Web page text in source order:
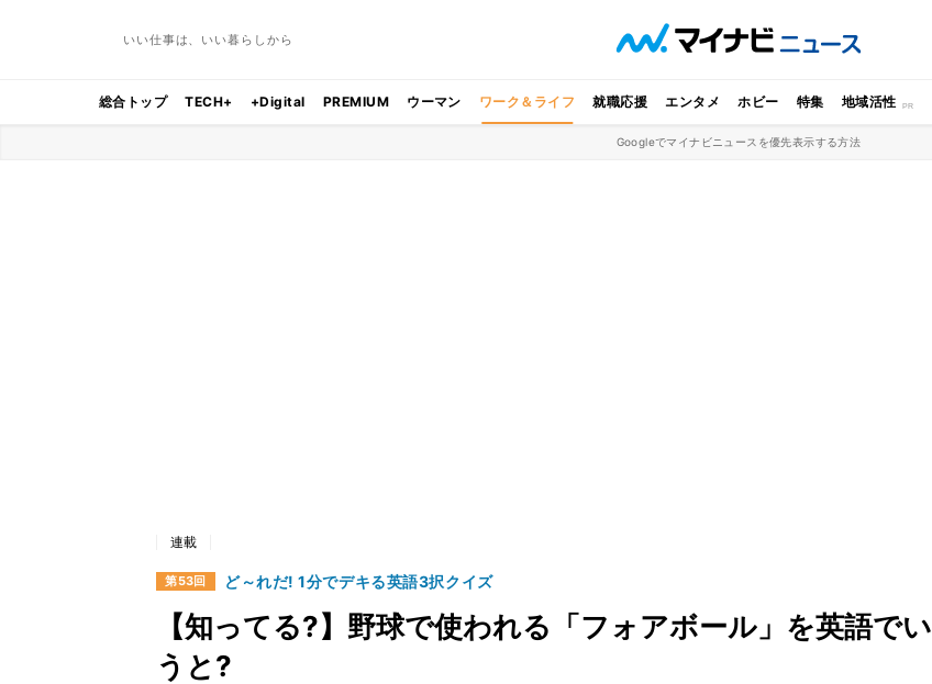
いい仕事は、いい暮らしから
総合トップ TECH+ +Digital PREMIUM ウーマン ワーク＆ライフ 就職応援 エンタメ ホビー 特集 地域活性
Googleでマイナビニュースを優先表示する方法
連載
第53回 ど～れだ! 1分でデキる英語3択クイズ
【知ってる?】野球で使われる「フォアボール」を英語でい
うと?